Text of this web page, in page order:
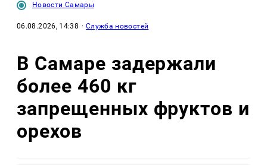
Новости Самары
06.08.2026, 14:38 · Служба новостей
В Самаре задержали
более 460 кг
запрещенных фруктов и
орехов